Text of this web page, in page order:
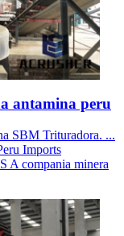
antamina peru
SBM Trituradora. ...
Imports
compania minera